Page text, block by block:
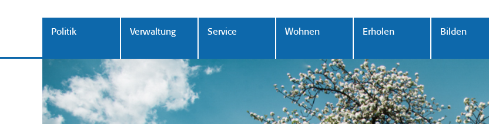
Politik Verwaltung Service Wohnen Erholen Bilden